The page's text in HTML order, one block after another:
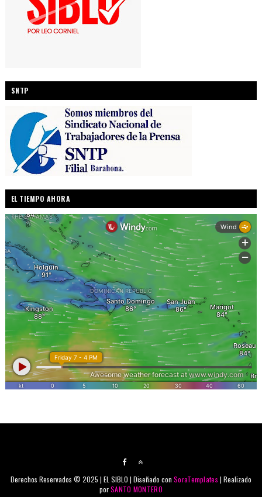
SNTP
EL TIEMPO AHORA
Derechos Reservados © 2025 | EL SIBLO | Diseñado conSoraTemplates | Realizado
porSANTO MONTERO